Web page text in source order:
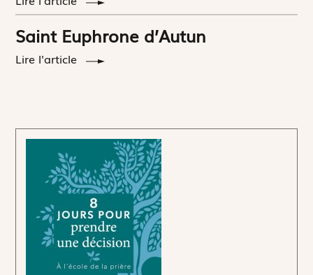
Saint Euphrone d’Autun
Lire l'article